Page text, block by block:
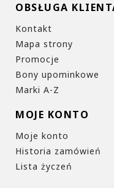
OBSŁUGA
Kontakt
Mapa strony
Promocje
Bony upominkowe
Marki A-Z
MOJE KONTO
Moje konto
Historia zamówień
Lista życzeń